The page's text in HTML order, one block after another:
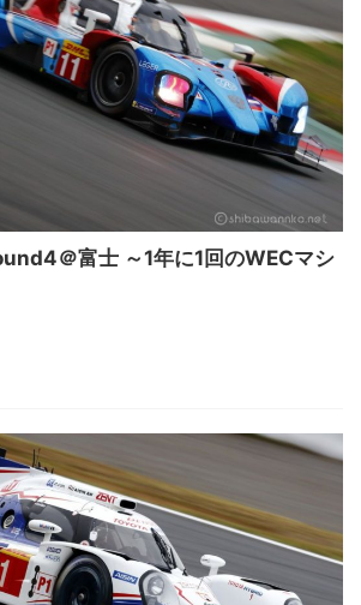
＠富士 ～1年に1回のWECマシ